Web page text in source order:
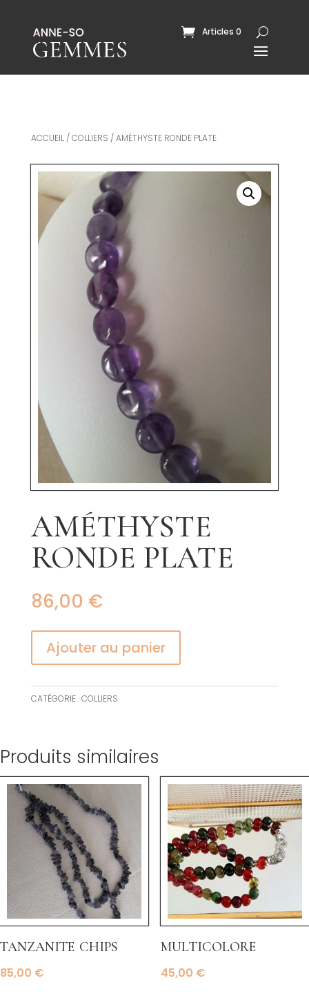
Articles 0
ACCUEIL/COLLIERS / AMÉTHYSTE RONDE PLATE
AMÉTHYSTE
RONDE PLATE
86,00 €
Ajouter au panier
CATÉGORIE :COLLIERS
Produits similaires
tanzanite chips
85,00 €
multicolore
45,00 €